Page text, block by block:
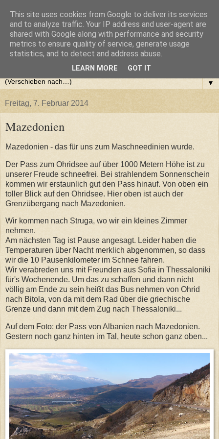
Step Krugom - Sandberger
Micheilis
▼
Freitag, 7. Februar 2014
Mazedonien
Mazedonien - das für uns zum Maschneedinien wurde.
Der Pass zum Ohridsee auf über 1000 Metern Höhe ist zu
unserer Freude schneefrei. Bei strahlendem Sonnenschein
kommen wir erstaunlich gut den Pass hinauf. Von oben ein
toller Blick auf den Ohridsee. Hier oben ist auch der
Grenzübergang nach Mazedonien.
Wir kommen nach Struga, wo wir ein kleines Zimmer
nehmen.
Am nächsten Tag ist Pause angesagt. Leider haben die
Temperaturen über Nacht merklich abgenommen, so dass
wir die 10 Pausenkilometer im Schnee fahren.
Wir verabreden uns mit Freunden aus Sofia in Thessaloniki
für's Wochenende. Um das zu schaffen und dann nicht
völlig am Ende zu sein heißt das Bus nehmen von Ohrid
nach Bitola, von da mit dem Rad über die griechische
Grenze und dann mit dem Zug nach Thessaloniki...
Auf dem Foto: der Pass von Albanien nach Mazedonien.
Gestern noch ganz hinten im Tal, heute schon ganz oben...
This site uses cookies from Google to deliver its services
and to analyze traffic. Your IP address and user-agent are
shared with Google along with performance and security
metrics to ensure quality of service, generate usage
statistics, and to detect and address abuse.
LEARN MORE GOT IT